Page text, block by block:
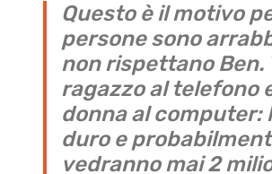
Questo è il motivo
persone sono
non rispettano Ben.
ragazzo al telefono
donna al computer:
duro e
vedranno mai 2